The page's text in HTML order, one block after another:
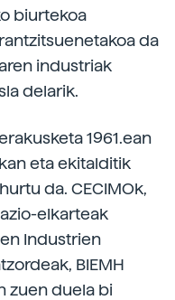
biurtekoa
da
industriak
delarik.
1961.ean
eta ekitalditik
da. CECIMOk,
elkarteak
Industrien
BIEMH
zuen duela bi